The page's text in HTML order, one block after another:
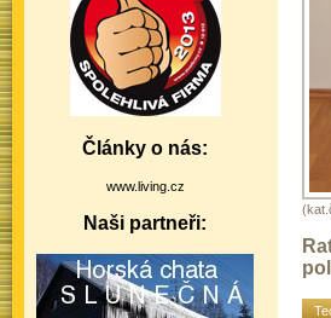
Články o nás:
www.living.cz
Naši partneři: